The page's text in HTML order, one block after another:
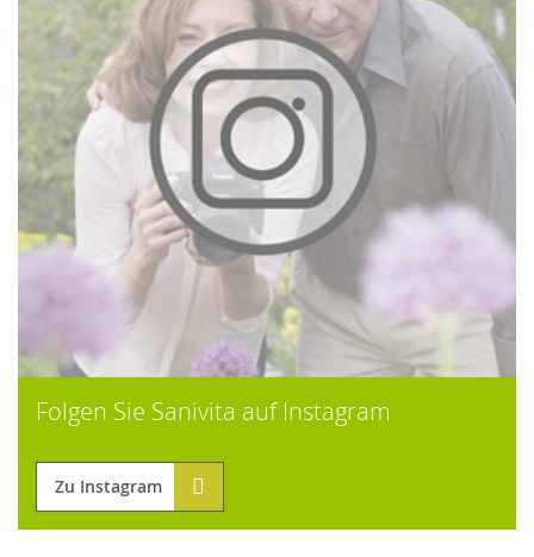
Folgen Sie Sanivita auf Instagram
Zu Instagram